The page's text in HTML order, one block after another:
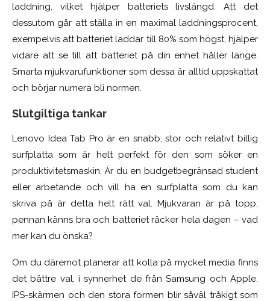
laddning, vilket hjälper batteriets livslängd. Att det
dessutom går att ställa in en maximal laddningsprocent,
exempelvis att batteriet laddar till 80% som högst, hjälper
vidare att se till att batteriet på din enhet håller länge.
Smarta mjukvarufunktioner som dessa är alltid uppskattat
och börjar numera bli normen.
Slutgiltiga tankar
Lenovo Idea Tab Pro är en snabb, stor och relativt billig
surfplatta som är helt perfekt för den som söker en
produktivitetsmaskin. Är du en budgetbegränsad student
eller arbetande och vill ha en surfplatta som du kan
skriva på är detta helt rätt val. Mjukvaran är på topp,
pennan känns bra och batteriet räcker hela dagen – vad
mer kan du önska?
Om du däremot planerar att kolla på mycket media finns
det bättre val, i synnerhet de från Samsung och Apple.
IPS-skärmen och den stora formen blir såväl tråkigt som